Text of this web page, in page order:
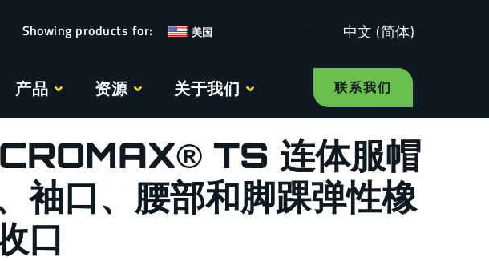
美国 中文 (简体)
产品 资源 关于我们 联系我们
TS 连体服帽
袖口、腰部和脚踝弹性橡
口